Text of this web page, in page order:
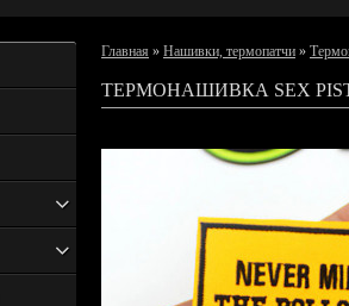
Главная » Нашивки, термопатчи »
ТЕРМОНАШИВКА SEX